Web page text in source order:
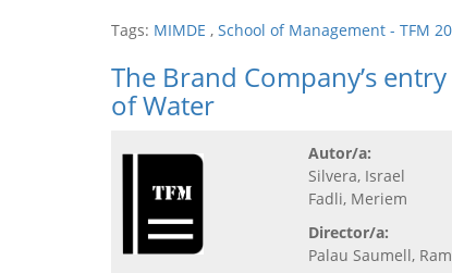
Tags: MIMDE , School of Management - TFM
The Brand Company’s
of Water
Autor/a:
Silvera, Israel
Fadli, Meriem
Director/a:
Palau Saumell,